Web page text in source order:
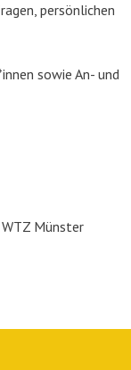
persönlichen
sowie An- und
Münster